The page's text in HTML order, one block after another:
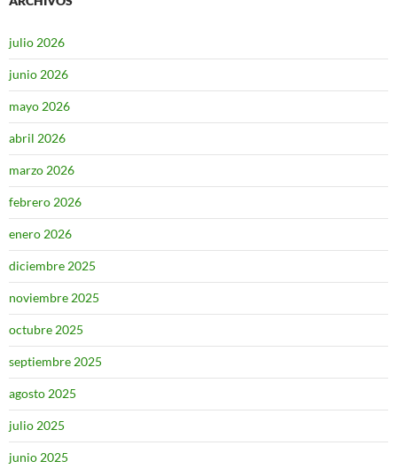
julio 2026
junio 2026
mayo 2026
abril 2026
marzo 2026
febrero 2026
enero 2026
diciembre 2025
noviembre 2025
octubre 2025
septiembre 2025
agosto 2025
julio 2025
junio 2025